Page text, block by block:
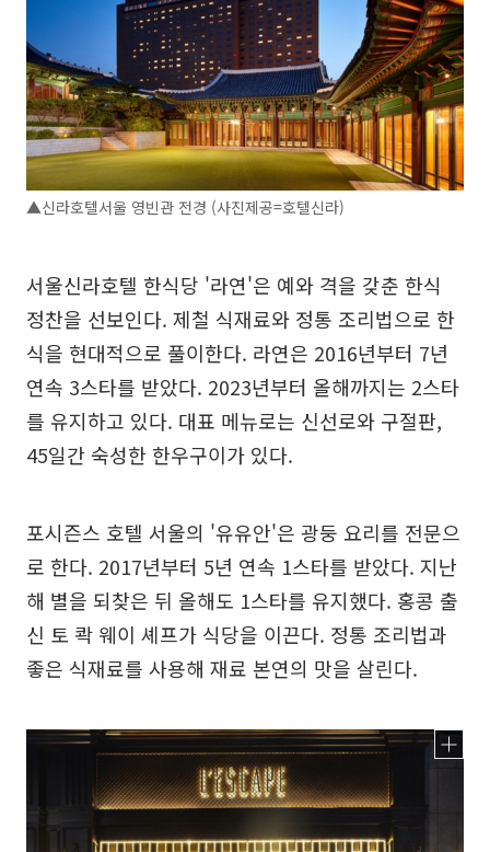
▲신라호텔서울 영빈관 전경 (사진제공=호텔신라)
서울신라호텔 한식당 '라연'은 예와 격을 갖춘 한식
정찬을 선보인다. 제철 식재료와 정통 조리법으로 한
식을 현대적으로 풀이한다. 라연은 2016년부터 7년
연속 3스타를 받았다. 2023년부터 올해까지는 2스타
를 유지하고 있다. 대표 메뉴로는 신선로와 구절판,
45일간 숙성한 한우구이가 있다.
포시즌스 호텔 서울의 '유유안'은 광둥 요리를 전문으
로 한다. 2017년부터 5년 연속 1스타를 받았다. 지난
해 별을 되찾은 뒤 올해도 1스타를 유지했다. 홍콩 출
신 토 콱 웨이 셰프가 식당을 이끈다. 정통 조리법과
좋은 식재료를 사용해 재료 본연의 맛을 살린다.